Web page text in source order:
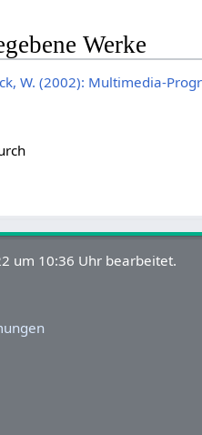
Werke
W. (2002): Multimedia-
um 10:36 Uhr bearbeitet.